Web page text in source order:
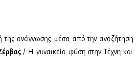
της ανά­γνω­σης μέ­σα από την ανα­ζή­τη­ση
/ Η γυ­ναι­κεία φύ­ση στην Τέ­χνη και